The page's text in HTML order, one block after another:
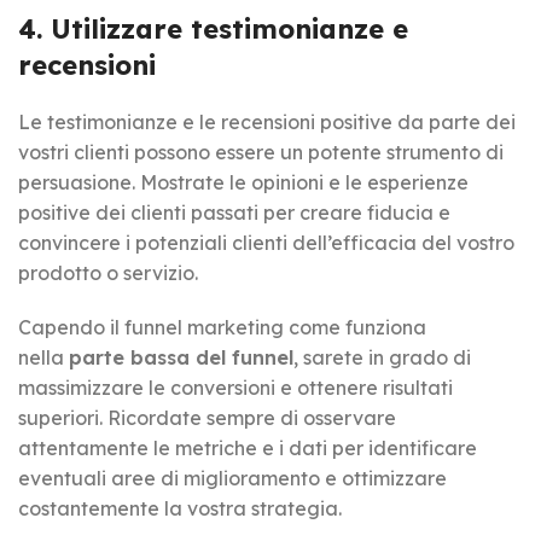
4. Utilizzare testimonianze e
recensioni
Le testimonianze e le recensioni positive da parte dei
vostri clienti possono essere un potente strumento di
persuasione. Mostrate le opinioni e le esperienze
positive dei clienti passati per creare fiducia e
convincere i potenziali clienti dell’efficacia del vostro
prodotto o servizio.
Capendo il funnel marketing come funziona
nella parte bassa del funnel, sarete in grado di
massimizzare le conversioni e ottenere risultati
superiori. Ricordate sempre di osservare
attentamente le metriche e i dati per identificare
eventuali aree di miglioramento e ottimizzare
costantemente la vostra strategia.